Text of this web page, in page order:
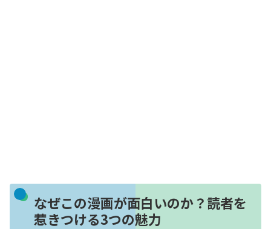
なぜこの漫画が面白いのか？読者を
惹きつける3つの魅力